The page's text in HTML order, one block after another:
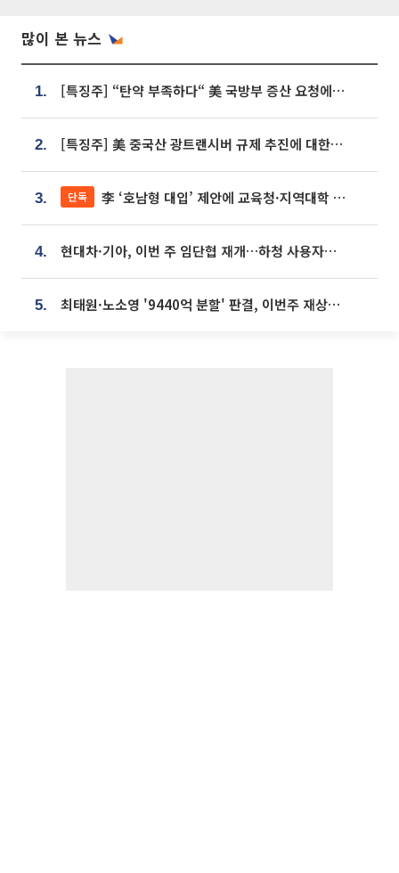
많이 본 뉴스
1. [특징주] “탄약 부족하다“ 美 국방부 증산 요청에⋯국내 방산주 급등세
2. [특징주] 美 중국산 광트랜시버 규제 추진에 대한광통신 등 광통신株 강세
3. 단독 李 ‘호남형 대입’ 제안에 교육청·지역대학 서·논술형 입시 연계 '착수'
4. 현대차·기아, 이번 주 임단협 재개…하청 사용자성 재심도 ‘변수’
5. 최태원·노소영 '9440억 분할' 판결, 이번주 재상고 여부 주목